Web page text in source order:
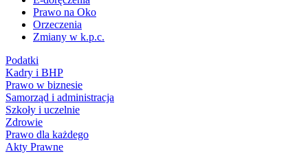
Prawo na Oko
Orzeczenia
Zmiany w k.p.c.
Podatki
Kadry i BHP
Prawo w biznesie
Samorząd i administracja
Szkoły i uczelnie
Zdrowie
Prawo dla każdego
Akty Prawne